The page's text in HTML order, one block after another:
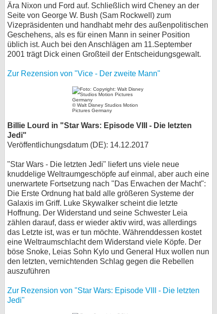
Ära Nixon und Ford auf. Schließlich wird Cheney an der
Seite von George W. Bush (Sam Rockwell) zum
Vizepräsidenten und handhabt mehr des außenpolitischen
Geschehens, als es für einen Mann in seiner Position
üblich ist. Auch bei den Anschlägen am 11.September
2001 trägt Dick einen Großteil der Entscheidungsgewalt.
Zur Rezension von "Vice - Der zweite Mann"
© Walt Disney Studios Motion
Pictures Germany
Billie Lourd in "Star Wars: Episode VIII - Die letzten
Jedi"
Veröffentlichungsdatum (DE): 14.12.2017
"Star Wars - Die letzten Jedi" liefert uns viele neue
knuddelige Weltraumgeschöpfe auf einmal, aber auch eine
unerwartete Fortsetzung nach "Das Erwachen der Macht":
Die Erste Ordnung hat bald alle größeren Systeme der
Galaxis im Griff. Luke Skywalker scheint die letzte
Hoffnung. Der Widerstand und seine Schwester Leia
zählen darauf, dass er wieder aktiv wird, was allerdings
das Letzte ist, was er tun möchte. Währenddessen kostet
eine Weltraumschlacht dem Widerstand viele Köpfe. Der
böse Snoke, Leias Sohn Kylo und General Hux wollen nun
den letzten, vernichtenden Schlag gegen die Rebellen
auszuführen
Zur Rezension von "Star Wars: Episode VIII - Die letzten
Jedi"